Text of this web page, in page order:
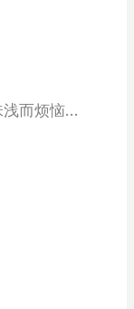
浅而烦恼…